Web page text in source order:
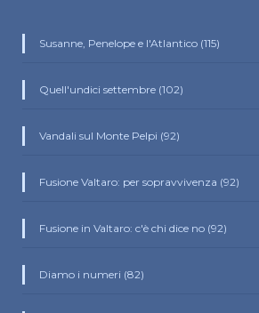
Susanne, Penelope e l'Atlantico (115)
Quell'undici settembre (102)
Vandali sul Monte Pelpi (92)
Fusione Valtaro: per sopravvivenza (92)
Fusione in Valtaro: c'è chi dice no (92)
Diamo i numeri (82)